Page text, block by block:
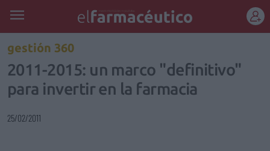
gestión 360
2011-2015: un marco "definitivo"
para invertir en la farmacia
25/02/2011